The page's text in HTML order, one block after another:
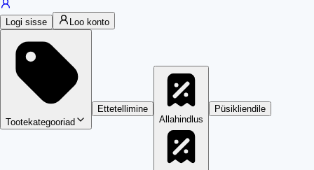
Logi sisse Loo konto
Tootekategooriad
Ettetellimine
Allahindlus
Püsikliendile